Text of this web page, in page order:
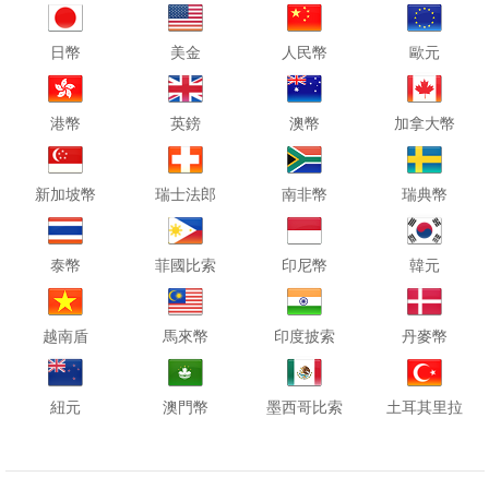
日幣 美金 人民幣 歐元
港幣 英鎊 澳幣 加拿大幣
新加坡幣 瑞士法郎 南非幣 瑞典幣
泰幣 菲國比索 印尼幣 韓元
越南盾 馬來幣 印度披索 丹麥幣
紐元 澳門幣 墨西哥比索 土耳其里拉